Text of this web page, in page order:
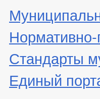
Стандарты
Единый